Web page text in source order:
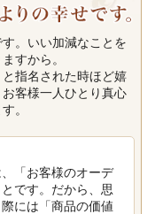
。いい加減なことを
すから。
指名された時ほど嬉
客様一人ひとり真心
。
「お客様のオーデ
です。だから、思
には「商品の価値